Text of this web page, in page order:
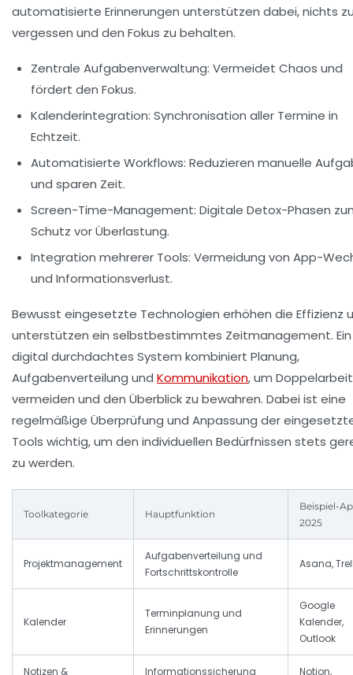
automatisierte Erinnerungen unterstützen dabei, nichts
vergessen und den Fokus zu behalten.
Zentrale Aufgabenverwaltung: Vermeidet Chaos und
fördert den Fokus.
Kalenderintegration: Synchronisation aller Termine in
Echtzeit.
Automatisierte Workflows: Reduzieren manuelle
und sparen Zeit.
Screen-Time-Management: Digitale Detox-Phasen
Schutz vor Überlastung.
Integration mehrerer Tools: Vermeidung von App-
und Informationsverlust.
Bewusst eingesetzte Technologien erhöhen die Effizienz
unterstützen ein selbstbestimmtes Zeitmanagement. Ein
digital durchdachtes System kombiniert Planung,
Aufgabenverteilung und Kommunikation, um
vermeiden und den Überblick zu bewahren. Dabei ist eine
regelmäßige Überprüfung und Anpassung der
Tools wichtig, um den individuellen Bedürfnissen stets
zu werden.
Toolkategorie Hauptfunktion
Beispiel-
2025
Projektmanagement
Aufgabenverteilung und
Fortschrittskontrolle
Asana,
Kalender
Terminplanung und
Erinnerungen
Google
Kalender,
Outlook
Notizen & Informationssicherung Notion,